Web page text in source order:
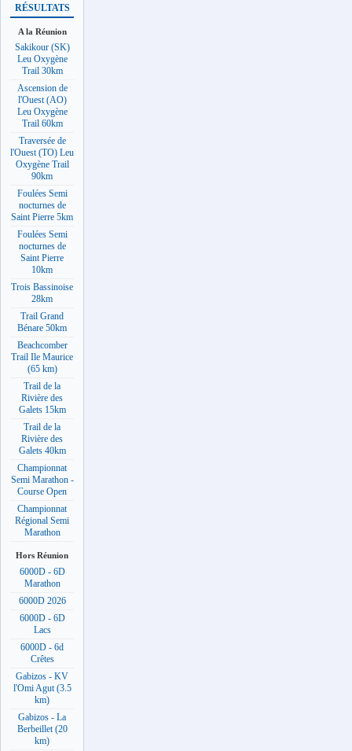
RÉSULTATS
A la Réunion
Sakikour (SK)
Leu Oxygène
Trail 30km
Ascension de
l'Ouest (AO)
Leu Oxygène
Trail 60km
Traversée de
l'Ouest (TO) Leu
Oxygène Trail
90km
Foulées Semi
nocturnes de
Saint Pierre 5km
Foulées Semi
nocturnes de
Saint Pierre
10km
Trois Bassinoise
28km
Trail Grand
Bénare 50km
Beachcomber
Trail Ile Maurice
(65 km)
Trail de la
Rivière des
Galets 15km
Trail de la
Rivière des
Galets 40km
Championnat
Semi Marathon -
Course Open
Championnat
Régional Semi
Marathon
Hors Réunion
6000D - 6D
Marathon
6000D 2026
6000D - 6D
Lacs
6000D - 6d
Crêtes
Gabizos - KV
l'Omi Agut (3.5
km)
Gabizos - La
Berbeillet (20
km)